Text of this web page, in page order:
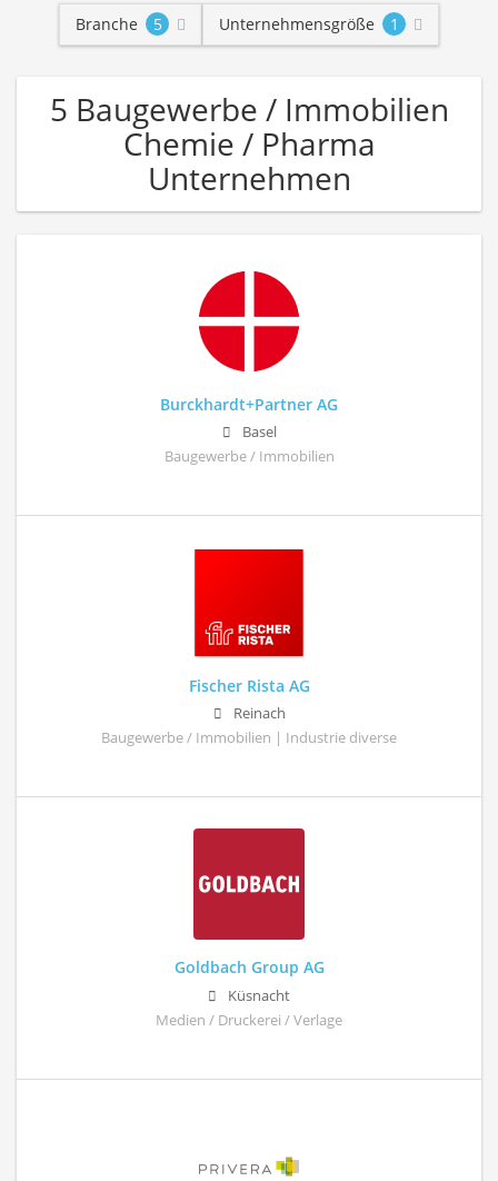
Branche 5 Unternehmensgröße 1
5 Baugewerbe / Immobilien
Chemie / Pharma
Unternehmen
Burckhardt+Partner AG
Basel
Baugewerbe / Immobilien
Fischer Rista AG
Reinach
Baugewerbe / Immobilien | Industrie diverse
Goldbach Group AG
Küsnacht
Medien / Druckerei / Verlage